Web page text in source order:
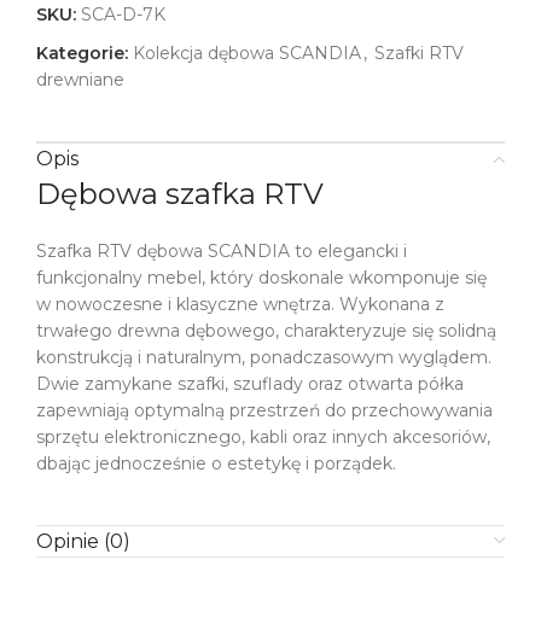
SKU: SCA-D-7K
Kategorie: Kolekcja dębowa SCANDIA, Szafki RTV
drewniane
Opis
Dębowa szafka RTV
Szafka RTV dębowa SCANDIA to elegancki i
funkcjonalny mebel, który doskonale wkomponuje się
w nowoczesne i klasyczne wnętrza. Wykonana z
trwałego drewna dębowego, charakteryzuje się solidną
konstrukcją i naturalnym, ponadczasowym wyglądem.
Dwie zamykane szafki, szuflady oraz otwarta półka
zapewniają optymalną przestrzeń do przechowywania
sprzętu elektronicznego, kabli oraz innych akcesoriów,
dbając jednocześnie o estetykę i porządek.
Opinie (0)